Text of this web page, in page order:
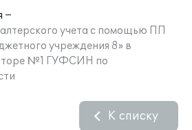
учета с помощью ПП
учреждения 8» в
№1 ГУФСИН по
К списку